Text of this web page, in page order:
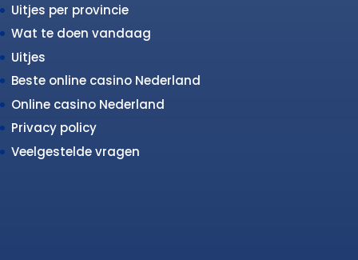
Uitjes per provincie
Wat te doen vandaag
Uitjes
Beste online casino Nederland
Online casino Nederland
Privacy policy
Veelgestelde vragen